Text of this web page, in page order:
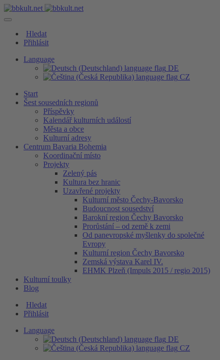
Hledat
Přihlásit
Language
DE
CZ
Start
Šest sousedních regionů
Příspěvky
Kalendář kulturních událostí
Města a obce
Kulturní adresy
Centrum Bavaria Bohemia
Koordinační místo
Projekty
Zelený pás
Kultura bez hranic
Uzavřené projekty
Kulturní město Čechy-Bavorsko
Budoucnost sousedství
Barokní region Čechy Bavorsko
Prorůstání – od země k zemi
Od panevropské myšlenky do společné
Evropy
Kulturní region Čechy Bavorsko
Zemská výstava Karel IV.
EHMK Plzeň (Impuls 2015 / regio 2015)
Kulturní toulky
Blog
Hledat
Přihlásit
Language
DE
CZ